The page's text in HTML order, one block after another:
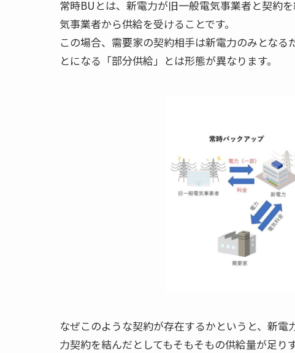
常時BUとは、新電力が旧一般電気事業者と契約
気事業者から供給を受けることです。
この場合、需要家の契約相手は新電力のみとな
とになる「部分供給」とは形態が異なります。
なぜこのような契約が存在するかというと、新
力契約を結んだとしてもそもそもの供給量が足り